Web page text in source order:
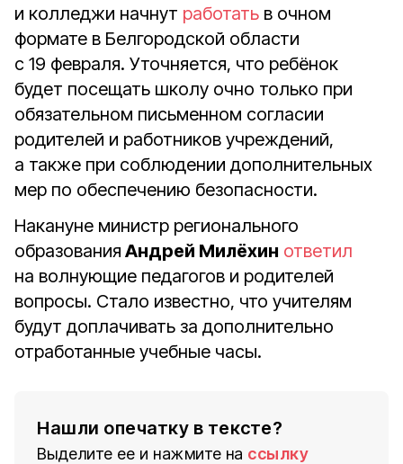
и колледжи начнут работать в очном
формате в Белгородской области
с 19 февраля. Уточняется, что ребёнок
будет посещать школу очно только при
обязательном письменном согласии
родителей и работников учреждений,
а также при соблюдении дополнительных
мер по обеспечению безопасности.
Накануне министр регионального
образования Андрей Милёхин ответил
на волнующие педагогов и родителей
вопросы. Стало известно, что учителям
будут доплачивать за дополнительно
отработанные учебные часы.
Нашли опечатку в тексте?
Выделите ее и нажмите на ссылку